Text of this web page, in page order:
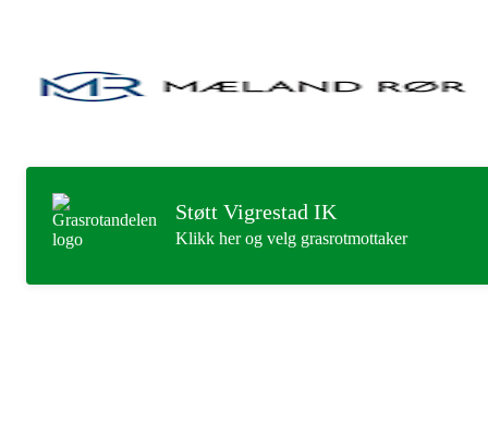
Støtt Vigrestad IK
Klikk her og velg grasrotmottaker